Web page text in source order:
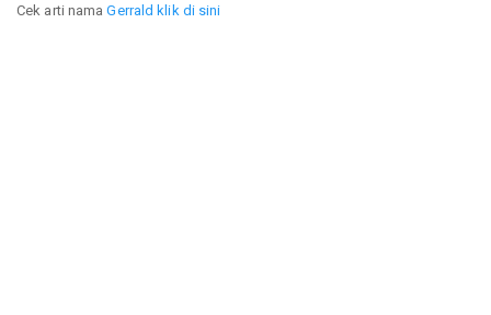
Cek arti namaGerrald klik di sini